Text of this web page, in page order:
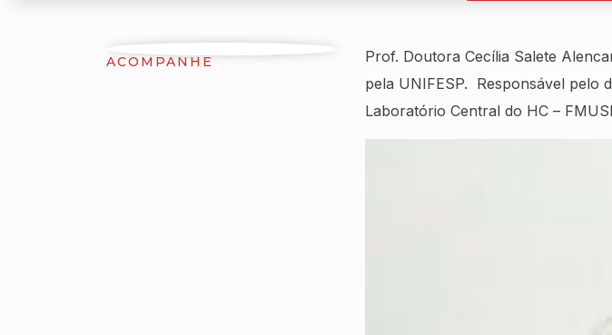
ACOMPANHE
Prof. Doutora Cecília Salete
pela UNIFESP. Responsável pelo
Laboratório Central do HC –